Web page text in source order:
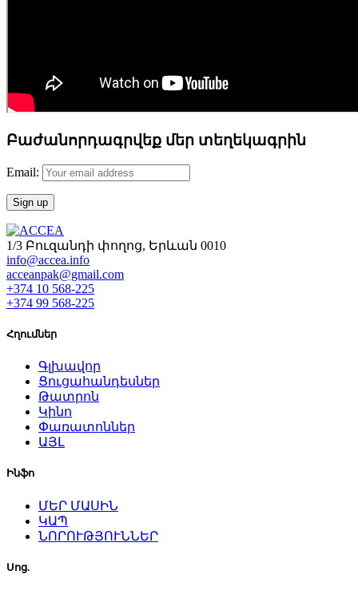
Բաժանորդագրվեք մեր տեղեկագրին
Email:
1/3 Բուզանդի փողոց, Երևան 0010
info@accea.info
acceanpak@gmail.com
+374 10 568-225
+374 99 568-225
Հղումներ
Գլխավոր
Ցուցահանդեսներ
Թատրոն
Կինո
Փառատոններ
ԱՅԼ
Ինֆո
ՄԵՐ ՄԱՍԻՆ
ԿԱՊ
ՆՈՐՈՒԹՅՈՒՆՆԵՐ
Սոց.